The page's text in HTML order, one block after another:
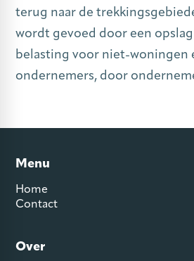
terug naar de
wordt gevoed door een
belasting voor niet-woningen
ondernemers, door
Menu
Home
Contact
Over